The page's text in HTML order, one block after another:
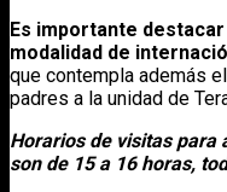
Es importante
modalidad de
que contempla además
padres a la unidad de
Horarios de visitas para
son de 15 a 16 horas,